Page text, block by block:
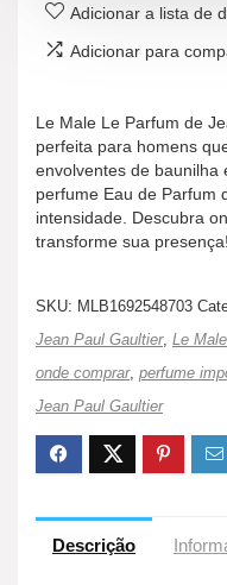
Adicionar a lista de
Adicionar para
Le Male Le Parfum de
perfeita para homens
envolventes de baunilha
perfume Eau de Parfum
intensidade. Descubra
transforme sua presença!
SKU: MLB1692548703
Jean Paul Gaultier, Le
onde comprar, perfume
Jean Paul Gaultier
Descrição